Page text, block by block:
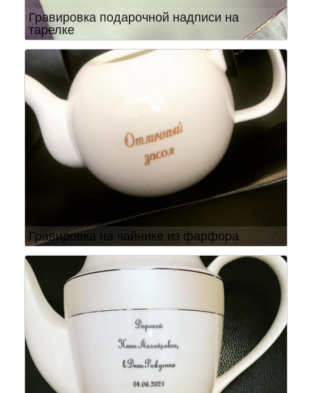
Гравировка подарочной надписи на
тарелке
Гравировка на чайнике из фарфора